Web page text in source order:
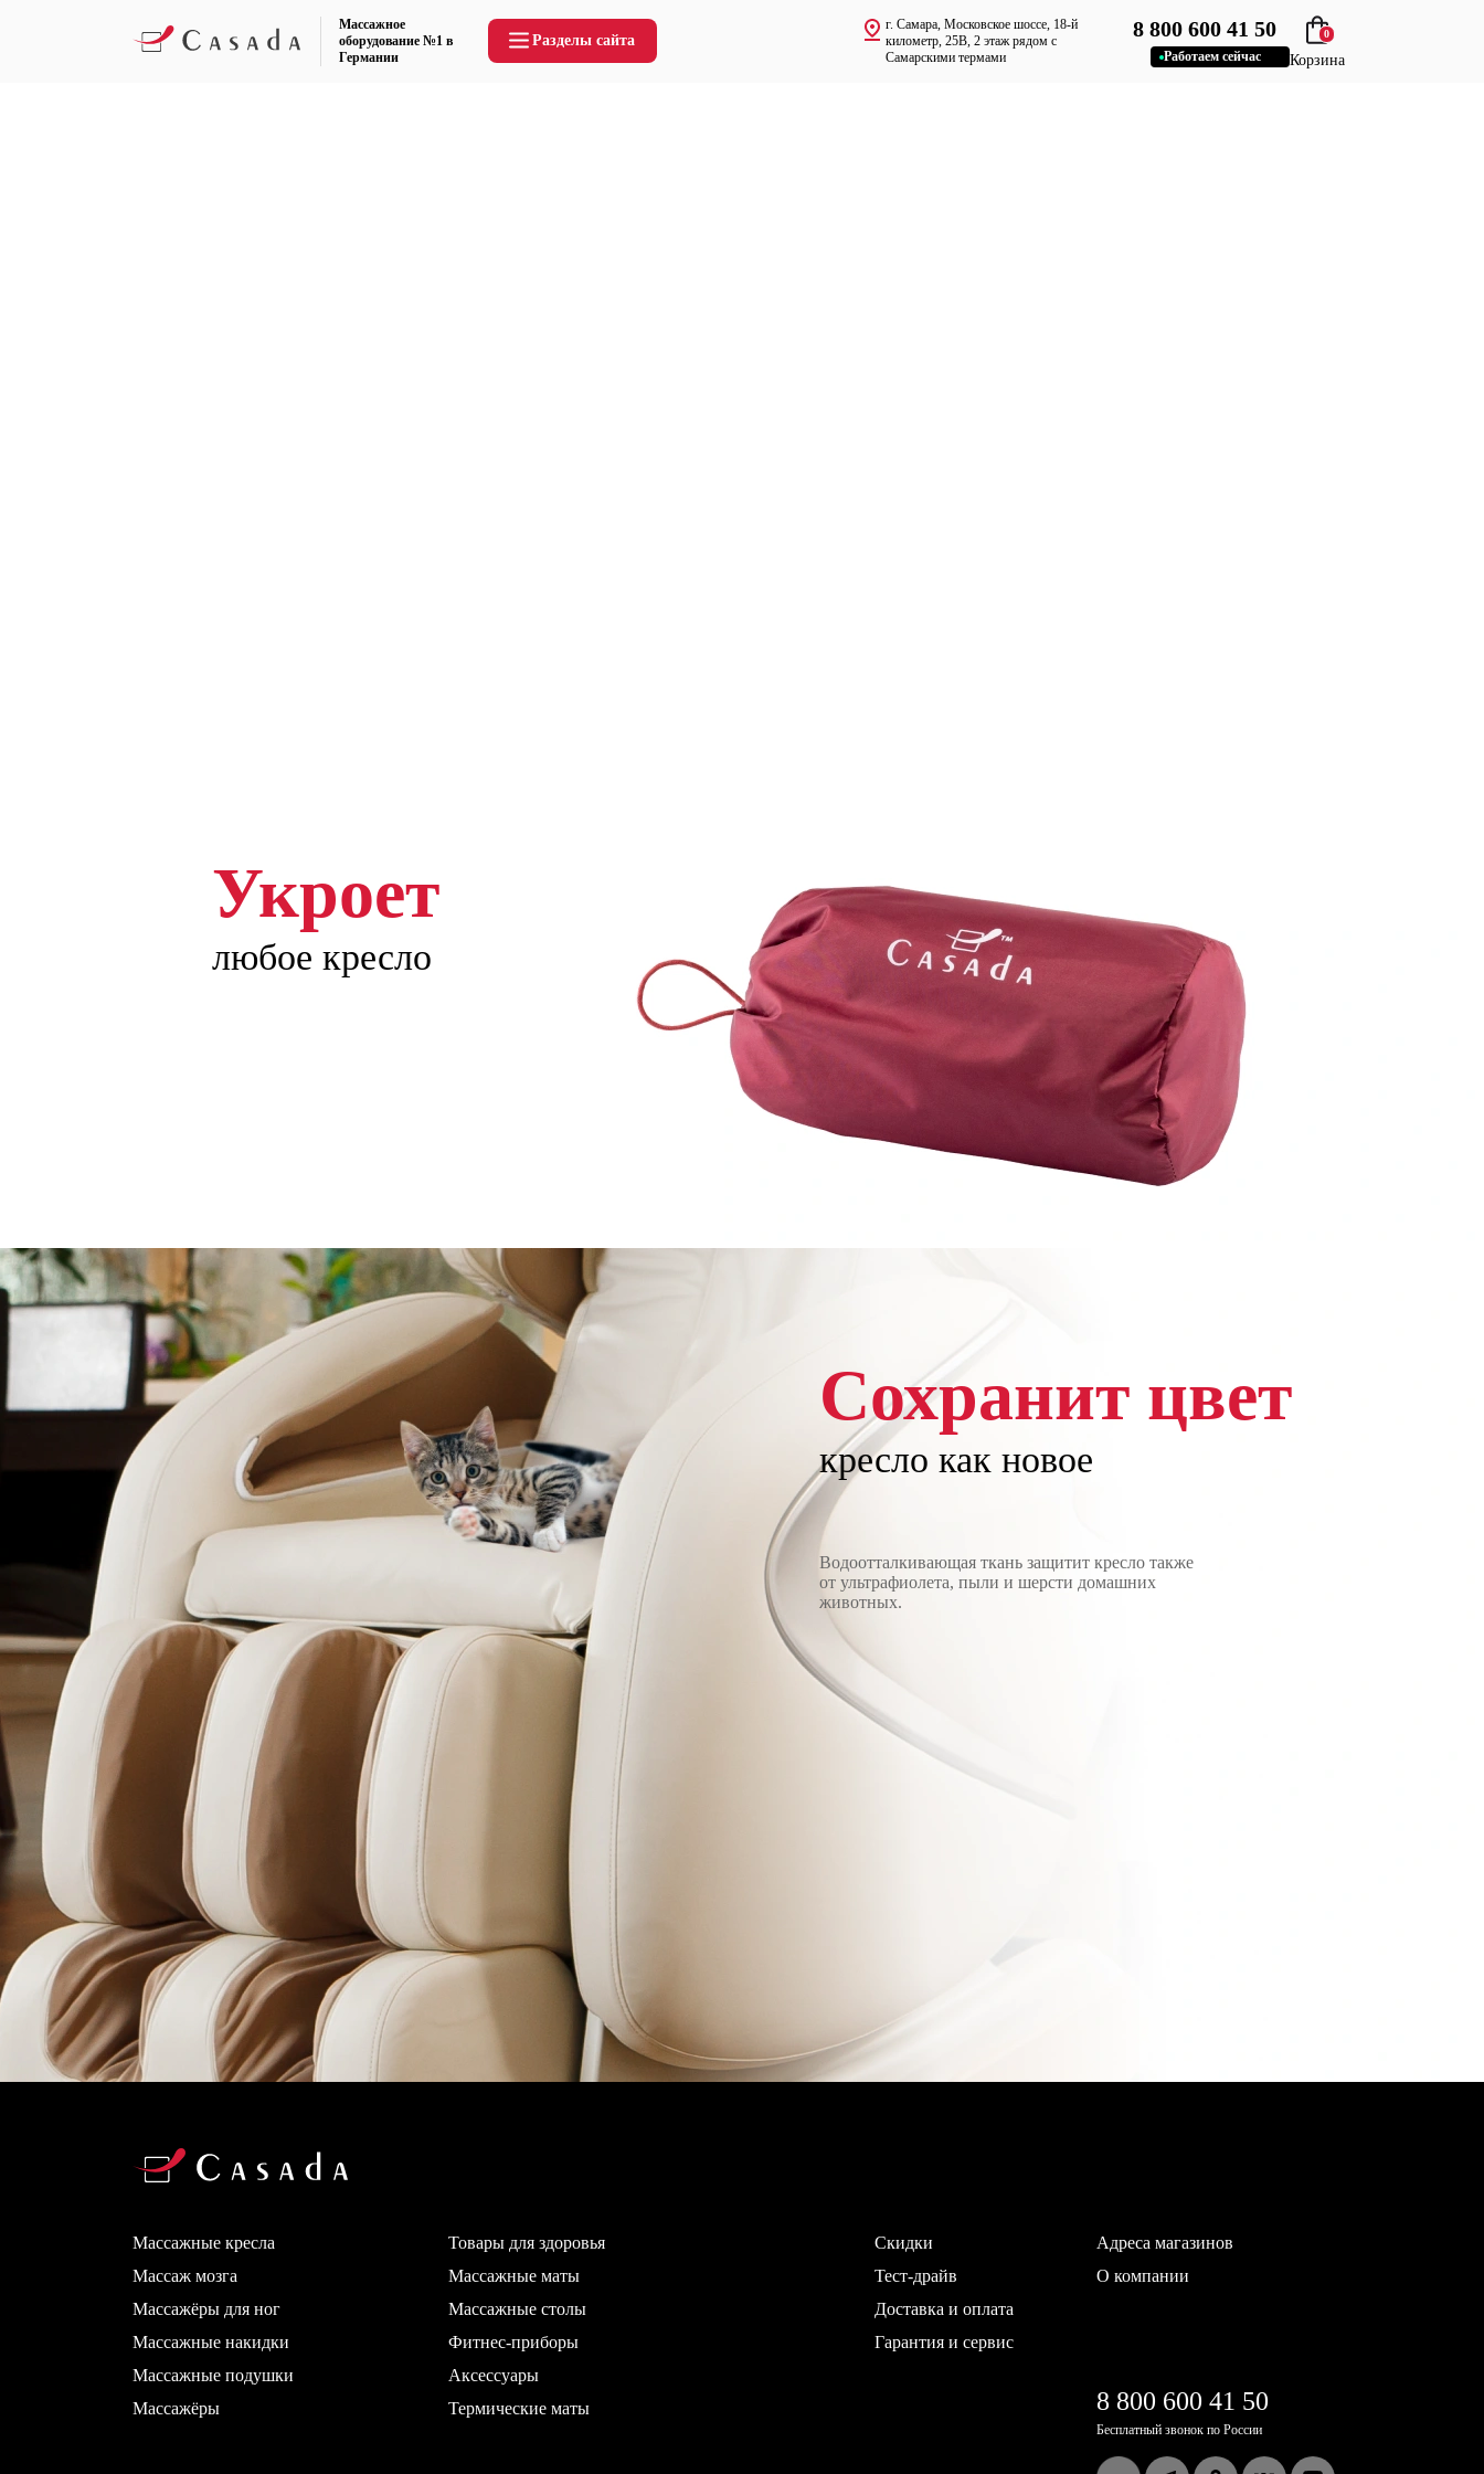
Массажное
оборудование №1 в
Германии
Разделы сайта
г. Самара, Московское шоссе, 18-й
километр, 25В, 2 этаж рядом с
Самарскими термами
8 800 600 41 50
Работаем сейчас
0
Корзина
Укроет
любое кресло
Сохранит цвет
кресло как новое
Водоотталкивающая ткань защитит кресло также
от ультрафиолета, пыли и шерсти домашних
животных.
Массажные кресла
Массаж мозга
Массажёры для ног
Массажные накидки
Массажные подушки
Массажёры
Товары для здоровья
Массажные маты
Массажные столы
Фитнес-приборы
Аксессуары
Термические маты
Скидки
Тест-драйв
Доставка и оплата
Гарантия и сервис
Адреса магазинов
О компании
8 800 600 41 50
Бесплатный звонок по России